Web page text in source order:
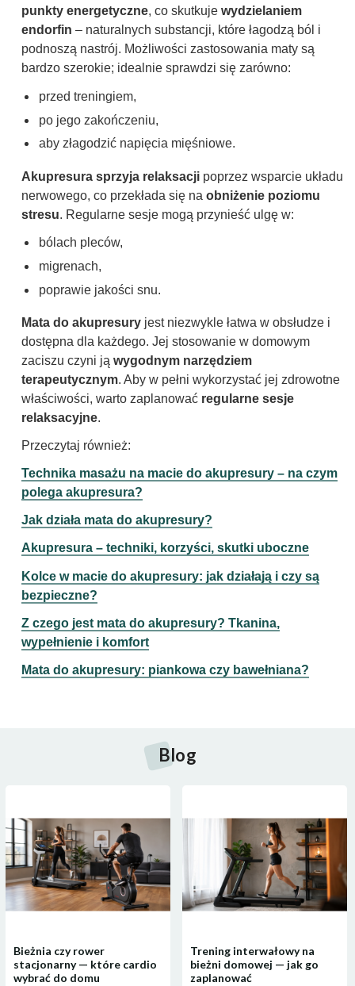
punkty energetyczne, co skutkuje wydzielaniem
endorfin – naturalnych substancji, które łagodzą ból i
podnoszą nastrój. Możliwości zastosowania maty są
bardzo szerokie; idealnie sprawdzi się zarówno:
przed treningiem,
po jego zakończeniu,
aby złagodzić napięcia mięśniowe.
Akupresura sprzyja relaksacji poprzez wsparcie układu
nerwowego, co przekłada się na obniżenie poziomu
stresu. Regularne sesje mogą przynieść ulgę w:
bólach pleców,
migrenach,
poprawie jakości snu.
Mata do akupresury jest niezwykle łatwa w obsłudze i
dostępna dla każdego. Jej stosowanie w domowym
zaciszu czyni ją wygodnym narzędziem
terapeutycznym. Aby w pełni wykorzystać jej zdrowotne
właściwości, warto zaplanować regularne sesje
relaksacyjne.
Przeczytaj również:
Technika masażu na macie do akupresury – na czym
polega akupresura?
Jak działa mata do akupresury?
Akupresura – techniki, korzyści, skutki uboczne
Kolce w macie do akupresury: jak działają i czy są
bezpieczne?
Z czego jest mata do akupresury? Tkanina,
wypełnienie i komfort
Mata do akupresury: piankowa czy bawełniana?
Blog
Bieżnia czy rower
stacjonarny — które cardio
wybrać do domu
Trening interwałowy na
bieżni domowej — jak go
zaplanować